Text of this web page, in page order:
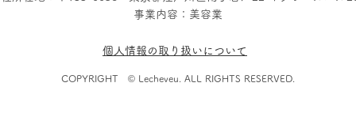
​事業内容：美容業
個人情報の取り扱いについて
COPYRIGHT ©️ Lecheveu. ALL RIGHTS RESERVED.